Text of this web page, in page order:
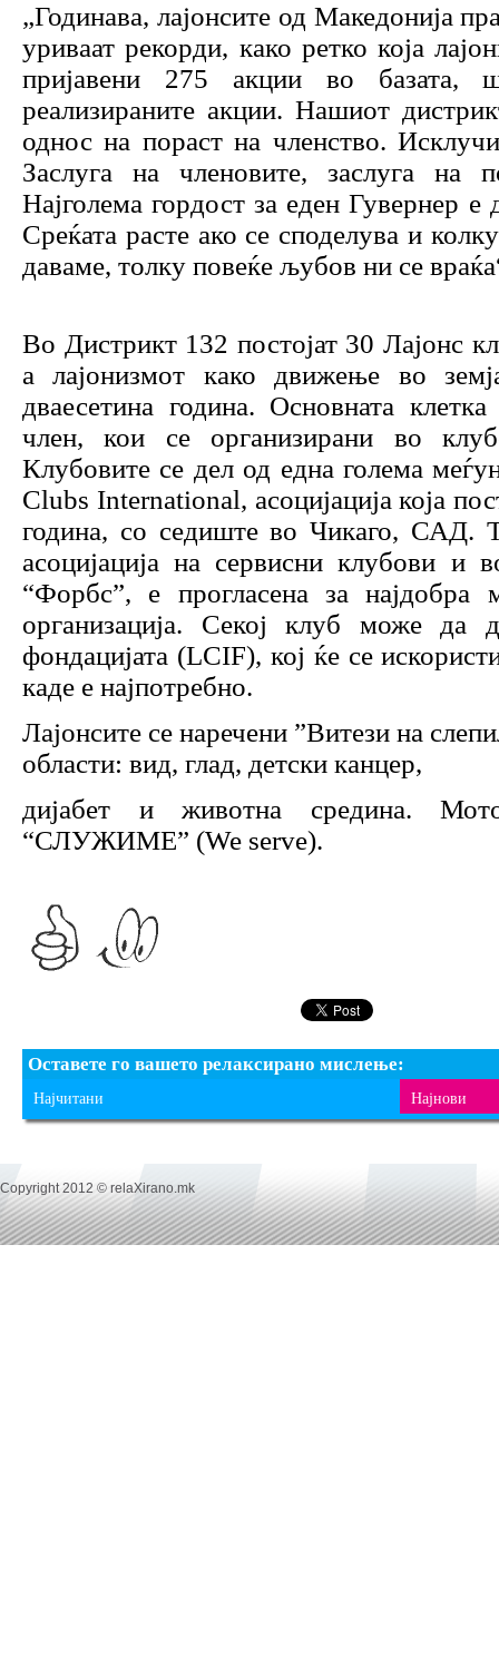
„Годинава, лајонсите од Македонија
уриваат рекорди, како ретко која
пријавени 275 акции во
реализираните акции. Нашиот
однос на пораст на членство.
Заслуга на членовите, заслуга на
Најголема гордост за еден Гувернер е
Среќата расте ако се споделува и
даваме, толку повеќе љубов ни се
Во Дистрикт 132 постојат 30 Лајонс
а лајонизмот како движење во
дваесетина година. Основната
член, кои се организирани во
Клубовите се дел од една голема
Clubs International, асоцијација која
година, со седиште во Чикаго, САД.
асоцијација на сервисни клубови и
“Форбс”, е прогласена за најдобра
организација. Секој клуб може да
фондацијата (LCIF), кој ќе се
каде е најпотребно.
Лајонсите се наречени ”Витези на
области: вид, глад, детски канцер,
дијабет и животна средина.
“СЛУЖИМЕ” (We serve).
Оставете го вашето релаксирано мислење:
Најчитани Најнови
Copyright 2012 © relaXirano.mk